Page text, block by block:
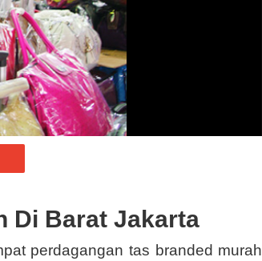
Di Barat Jakarta
perdagangan tas branded murah